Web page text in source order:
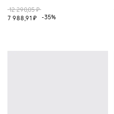
12 290,05 ₽
7 988,91 ₽
-35%